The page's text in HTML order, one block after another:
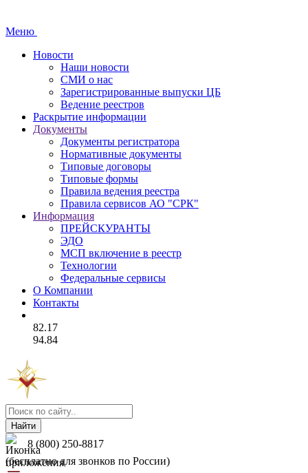
Меню
Новости
Наши новости
СМИ о нас
Зарегистрированные выпуски ЦБ
Ведение реестров
Раскрытие информации
Документы
Документы регистратора
Нормативные документы
Типовые договоры
Типовые формы
Правила ведения реестра
Правила сервисов АО "СРК"
Информация
ПРЕЙСКУРАНТЫ
ЭДО
МСП включение в реестр
Технологии
Федеральные сервисы
О Компании
Контакты
82.17
94.84
Найти
8 (800) 250-8817
(бесплатно для звонков по России)